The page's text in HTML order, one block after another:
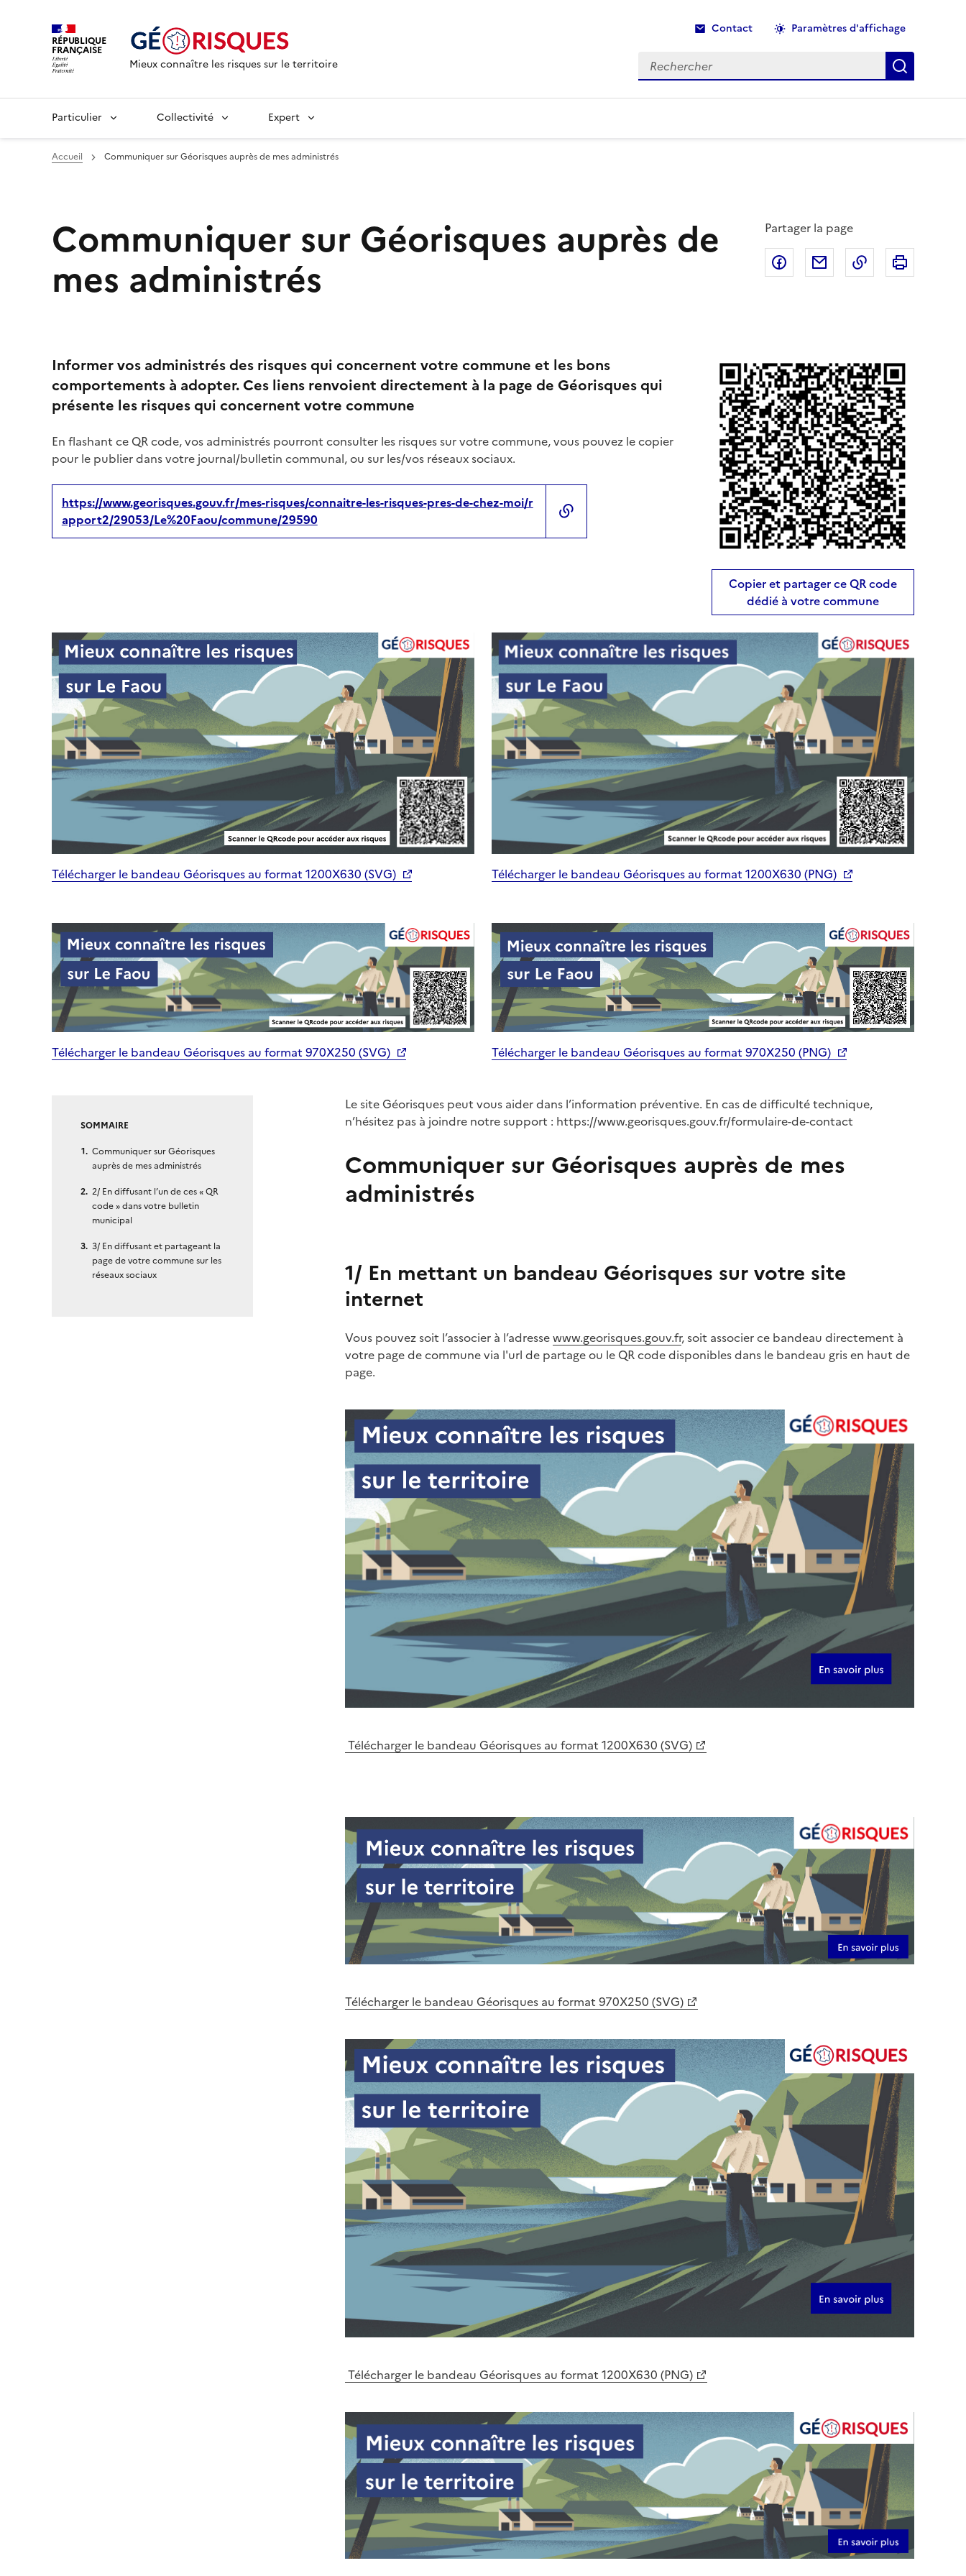
RÉPUBLIQUE
FRANÇAISE
Mieux connaître les risques sur le territoire
Contact Paramètres d'affichage
Rechercher
Recherche
Particulier Collectivité Expert
Accueil Communiquer sur Géorisques auprès de mes administrés
Communiquer sur Géorisques auprès de
mes administrés
Partager la page
Partager sur Facebook
Partager par email
Copier dans le
Informer vos administrés des risques qui concernent votre commune et les bons
comportements à adopter. Ces liens renvoient directement à la page de Géorisques qui
présente les risques qui concernent votre commune
En flashant ce QR code, vos administrés pourront consulter les risques sur votre commune, vous pouvez le copier
pour le publier dans votre journal/bulletin communal, ou sur les/vos réseaux sociaux.
https://www.georisques.gouv.fr/mes-risques/connaitre-les-risques-pres-de-chez-moi/r
apport2/29053/Le%20Faou/commune/29590
Copier et partager ce QR code
dédié à votre commune
Télécharger le bandeau Géorisques au format 1200X630 (SVG) Télécharger le bandeau Géorisques au format 1200X630 (PNG)
Télécharger le bandeau Géorisques au format 970X250 (SVG) Télécharger le bandeau Géorisques au format 970X250 (PNG)
SOMMAIRE
Communiquer sur Géorisques
auprès de mes administrés
2/ En diffusant l’un de ces « QR
code » dans votre bulletin
municipal
3/ En diffusant et partageant la
page de votre commune sur les
réseaux sociaux
Le site Géorisques peut vous aider dans l’information préventive. En cas de difficulté technique,
n’hésitez pas à joindre notre support : https://www.georisques.gouv.fr/formulaire-de-contact
Communiquer sur Géorisques auprès de mes
administrés
1/ En mettant un bandeau Géorisques sur votre site
internet
Vous pouvez soit l’associer à l’adressewww.georisques.gouv.fr, soit associer ce bandeau directement à
votre page de commune via l'url de partage ou le QR code disponibles dans le bandeau gris en haut de
page.
Télécharger le bandeau Géorisques au format 1200X630 (SVG)
Télécharger le bandeau Géorisques au format 970X250 (SVG)
Télécharger le bandeau Géorisques au format 1200X630 (PNG)